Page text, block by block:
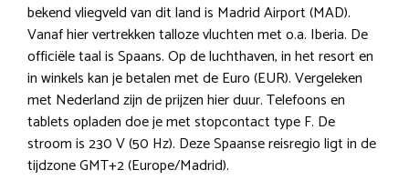
bekend vliegveld van dit land is Madrid Airport (MAD).
Vanaf hier vertrekken talloze vluchten met o.a. Iberia. De
officiële taal is Spaans. Op de luchthaven, in het resort en
in winkels kan je betalen met de Euro (EUR). Vergeleken
met Nederland zijn de prijzen hier duur. Telefoons en
tablets opladen doe je met stopcontact type F. De
stroom is 230 V (50 Hz). Deze Spaanse reisregio ligt in de
tijdzone GMT+2 (Europe/Madrid).